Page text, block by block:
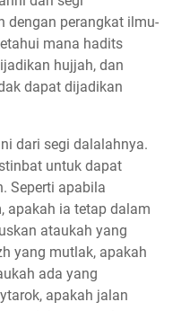
dengan perangkat ilmu-
mana hadits
hujjah, dan
dapat dijadikan
dari segi dalalahnya.
untuk dapat
Seperti apabila
apakah ia tetap dalam
ataukah yang
yang mutlak, apakah
ada yang
apakah jalan